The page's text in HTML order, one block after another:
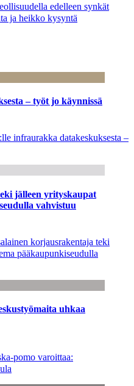
edelleen synkät
ja heikko kysyntä
– työt jo käynnissä
infraurakka datakeskuksesta –
jälleen yrityskaupat
vahvistuu
korjausrakentaja teki
pääkaupunkiseudulla
uhkaa
pomo varoittaa: